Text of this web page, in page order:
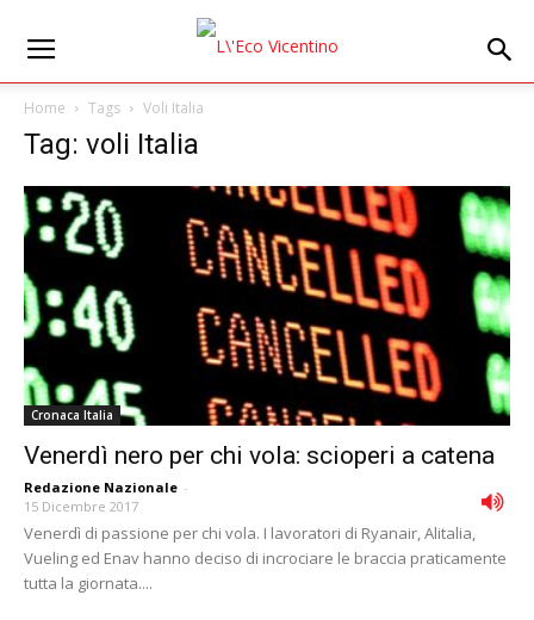
Home Tags Voli Italia
Tag: voli Italia
Cronaca Italia
Venerdì nero per chi vola: scioperi a catena
Redazione Nazionale -
15 Dicembre 2017
Venerdì di passione per chi vola. I lavoratori di Ryanair, Alitalia,
Vueling ed Enav hanno deciso di incrociare le braccia praticamente
tutta la giornata....